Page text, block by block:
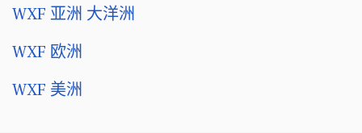
WXF 亚洲 大洋洲
WXF 欧洲
WXF 美洲